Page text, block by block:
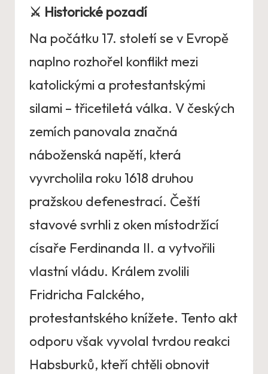
⚔️ Historické pozadí
Na počátku 17. století se v Evropě
naplno rozhořel konflikt mezi
katolickými a protestantskými
silami – třicetiletá válka. V českých
zemích panovala značná
náboženská napětí, která
vyvrcholila roku 1618 druhou
pražskou defenestrací. Čeští
stavové svrhli z oken místodržící
císaře Ferdinanda II. a vytvořili
vlastní vládu. Králem zvolili
Fridricha Falckého,
protestantského knížete. Tento akt
odporu však vyvolal tvrdou reakci
Habsburků, kteří chtěli obnovit